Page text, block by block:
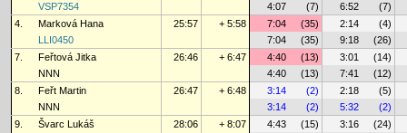
VSP7354
4:07 (7) 6:52
(7)
4.
Marková Hana 25:57 + 5:58 7:04 (35) 2:14
(4)
LLI0450
7:04 (35) 9:18
(26)
7.
Feřtová Jitka 26:46 + 6:47 4:40 (13) 3:01
(14)
NNN
4:40 (13) 7:41
(12)
8.
Feřt Martin 26:47 + 6:48 3:14 (2) 2:18
(5)
NNN
3:14 (2) 5:32
(2)
9.
Švarc Lukáš 28:06 + 8:07 4:43 (15) 3:16
(24)